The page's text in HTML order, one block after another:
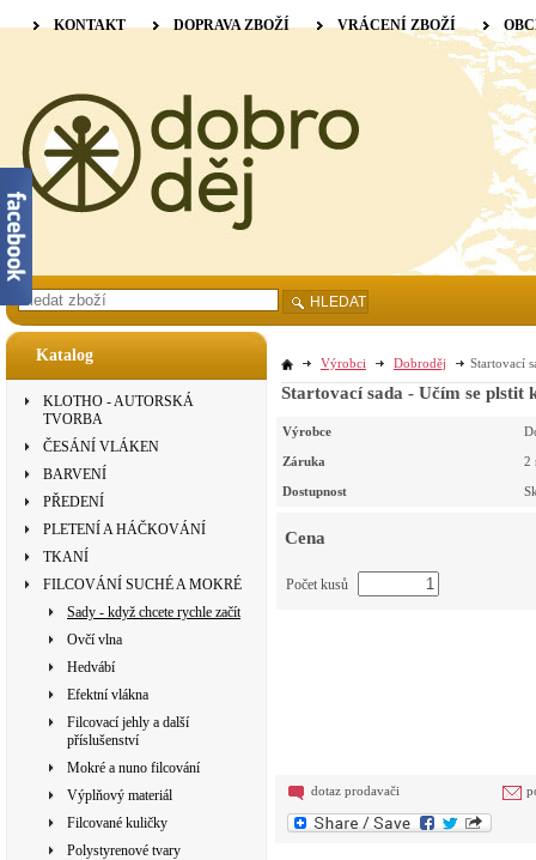
Katalog
KLOTHO - AUTORSKÁ
TVORBA
ČESÁNÍ VLÁKEN
BARVENÍ
PŘEDENÍ
PLETENÍ A HÁČKOVÁNÍ
TKANÍ
FILCOVÁNÍ SUCHÉ A MOKRÉ
Sady - když chcete rychle začít
Ovčí vlna
Hedvábí
Efektní vlákna
Filcovací jehly a další
příslušenství
Mokré a nuno filcování
Výplňový materiál
Filcované kuličky
Polystyrenové tvary
Výrobci Dobroděj Startovací
Startovací sada - Učím se plstit
Výrobce
Záruka 2
Dostupnost
Cena
Počet kusů
dotaz prodavači
KONTAKT DOPRAVA ZBOŽÍ VRÁCENÍ ZBOŽÍ
HLEDAT